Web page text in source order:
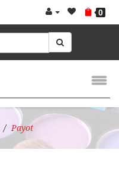
0
Payot